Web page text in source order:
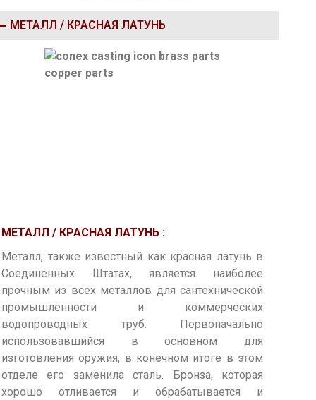
МЕТАЛЛ / КРАСНАЯ ЛАТУНЬ
МЕТАЛЛ / КРАСНАЯ ЛАТУНЬ :
Металл, также известный как красная латунь в
Соединенных Штатах, является наиболее
прочным из всех металлов для сантехнической
промышленности и коммерческих
водопроводных труб. Первоначально
использовавшийся в основном для
изготовления оружия, в конечном итоге в этом
отделе его заменила сталь. Бронза, которая
хорошо отливается и обрабатывается и